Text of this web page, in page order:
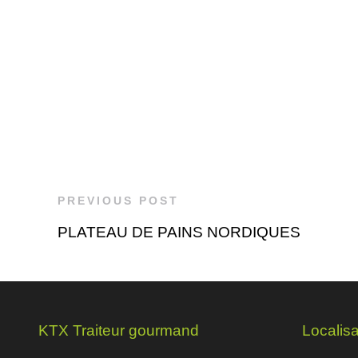
PREVIOUS POST
PLATEAU DE PAINS NORDIQUES
KTX Traiteur gourmand